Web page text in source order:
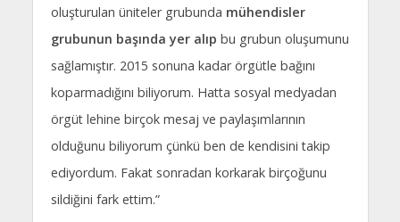
oluşturulan üniteler grubunda mühendisler
grubunun başında yer alıp bu grubun oluşumunu
sağlamıştır. 2015 sonuna kadar örgütle bağını
koparmadığını biliyorum. Hatta sosyal medyadan
örgüt lehine birçok mesaj ve paylaşımlarının
olduğunu biliyorum çünkü ben de kendisini takip
ediyordum. Fakat sonradan korkarak birçoğunu
sildiğini fark ettim.”